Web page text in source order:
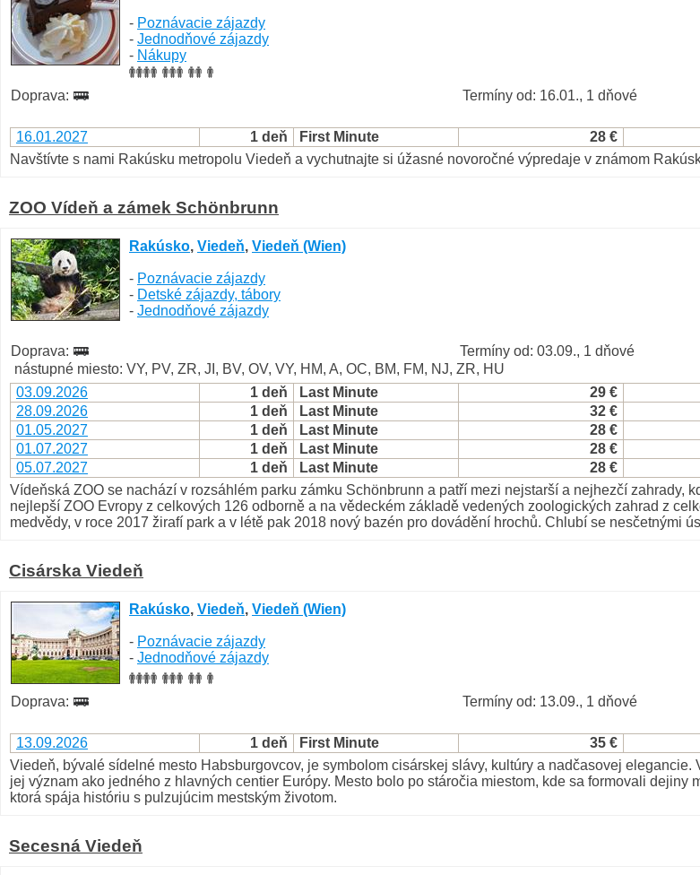
- Poznávacie zájazdy
- Jednodňové zájazdy
- Nákupy
Doprava:
Termíny od: 16.01., 1 dňové
16.01.2027 1 deň First Minute 28 €
Navštívte s nami Rakúsku metropolu Viedeň a vychutnajte si úžasné novoročné výpredaje v známom
ZOO Vídeň a zámek Schönbrunn
Rakúsko, Viedeň, Viedeň (Wien)
- Poznávacie zájazdy
- Detské zájazdy, tábory
- Jednodňové zájazdy
Doprava:
Termíny od: 03.09., 1 dňové
nástupné miesto: VY, PV, ZR, JI, BV, OV, VY, HM, A, OC, BM, FM, NJ, ZR, HU
03.09.2026
1 deň Last Minute 29 €
28.09.2026
1 deň Last Minute 32 €
01.05.2027
1 deň Last Minute 28 €
01.07.2027
1 deň Last Minute 28 €
05.07.2027
1 deň Last Minute 28 €
Vídeňská ZOO se nachází v rozsáhlém parku zámku Schönbrunn a patří mezi nejstarší a nejhezčí zahrady,
nejlepší ZOO Evropy z celkových 126 odborně a na vědeckém základě vedených zoologických zahrad z
medvědy, v roce 2017 žirafí park a v létě pak 2018 nový bazén pro dovádění hrochů. Chlubí se nesčetnými
Cisárska Viedeň
Rakúsko, Viedeň, Viedeň (Wien)
- Poznávacie zájazdy
- Jednodňové zájazdy
Doprava:
Termíny od: 13.09., 1 dňové
13.09.2026 1 deň First Minute 35 €
Viedeň, bývalé sídelné mesto Habsburgovcov, je symbolom cisárskej slávy, kultúry a nadčasovej
jej význam ako jedného z hlavných centier Európy. Mesto bolo po stáročia miestom, kde sa formovali
ktorá spája históriu s pulzujúcim mestským životom.
Secesná Viedeň